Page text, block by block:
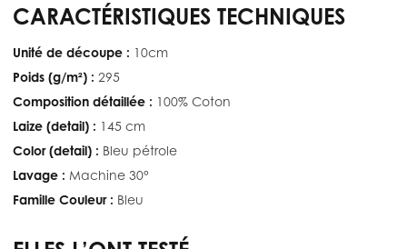
CARACTÉRISTIQUES TECHNIQUES
Unité de découpe : 10cm
Poids (g/m²) : 295
Composition détaillée : 100% Coton
Laize (detail) : 145 cm
Color (detail) : Bleu pétrole
Lavage : Machine 30°
Famille Couleur : Bleu